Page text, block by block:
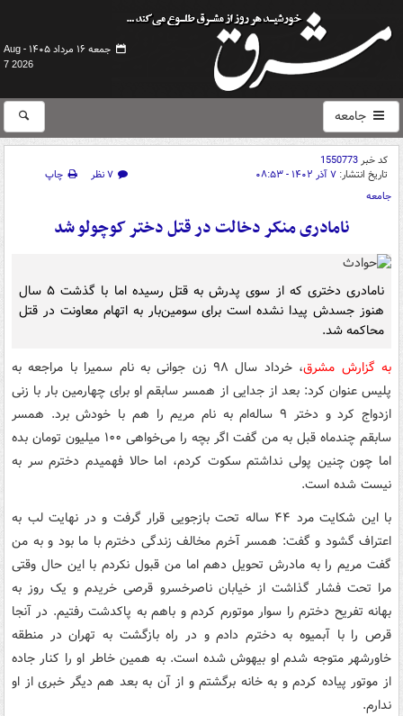
جمعه ۱۶ مرداد ۱۴۰۵ -
Aug
7 2026
جامعه
کد خبر1550773
تاریخ انتشار: ۷ آذر ۱۴۰۲ - ۰۸:۵۳ ۷ نظر
چاپ
جامعه
نامادری منکر دخالت در قتل دختر کوچولو شد
نامادری دختری که از سوی پدرش به قتل رسیده اما با گذشت ۵ سال
هنوز جسدش پیدا نشده است برای سومین‌بار به اتهام معاونت در قتل
محاکمه شد.
به گزارش مشرق
، خرداد سال ۹۸ زن جوانی به نام سمیرا با مراجعه به
پلیس عنوان کرد: بعد از جدایی از همسر سابقم او برای چهارمین بار با زنی
ازدواج کرد و دختر ۹ ساله‌ام به نام مریم را هم با خودش برد. همسر
سابقم چندماه قبل به من گفت اگر بچه را می‌خواهی ۱۰۰ میلیون تومان بده
اما چون چنین پولی نداشتم سکوت کردم، اما حالا فهمیدم دخترم سر به
نیست شده است.
با این شکایت مرد ۴۴ ساله تحت بازجویی قرار گرفت و در نهایت لب به
اعتراف گشود و گفت: همسر آخرم مخالف زندگی دخترم با ما بود و به من
گفت مریم را به مادرش تحویل دهم اما من قبول نکردم با این حال وقتی
مرا تحت فشار گذاشت از خیابان ناصرخسرو قرصی خریدم و یک روز به
بهانه تفریح دخترم را سوار موتورم کردم و باهم به پاکدشت رفتیم. در آنجا
قرص را با آبمیوه به دخترم دادم و در راه بازگشت به تهران در منطقه
خاورشهر متوجه شدم او بیهوش شده است. به همین خاطر او را کنار جاده
از موتور پیاده کردم و به خانه برگشتم و از آن به بعد هم دیگر خبری از او
ندارم.